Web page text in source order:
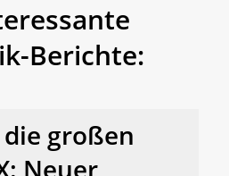
Berichte:
großen
Neuer